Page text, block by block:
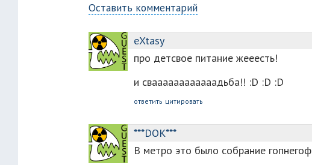
Оставить комментарий
eXtasy
про детсвое питание жееесть!
и сваааааааааааадьба!! :D :D :D
ответить цитировать
***DOK***
В метро это было собрание гопнегоф